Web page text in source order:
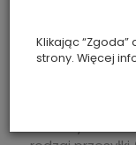
Zamówienia
jeżeli wybrano
Klikając
strony. Więcej